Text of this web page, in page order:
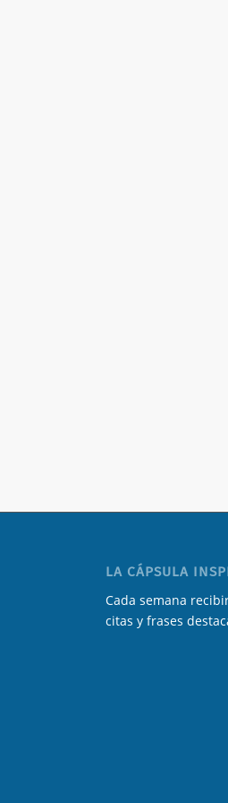
LA CÁPSULA
Cada semana
citas y frases